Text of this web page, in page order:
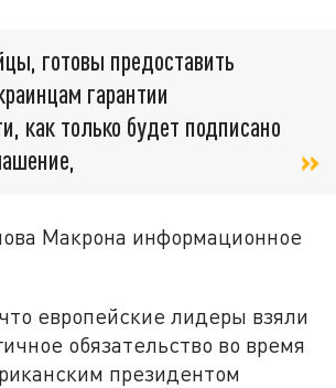
готовы предоставить
гарантии
как только будет подписано
Макрона информационное
европейские лидеры взяли
обязательство во время
президентом